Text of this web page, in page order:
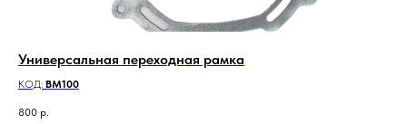
Универсальная переходная рамка
КОД: BM100
800 р.